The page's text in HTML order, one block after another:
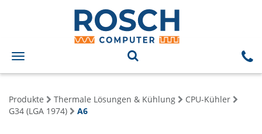
Toggle
navigation
Produkte Thermale Lösungen & Kühlung
CPU-Kühler
G34 (LGA 1974)
A6